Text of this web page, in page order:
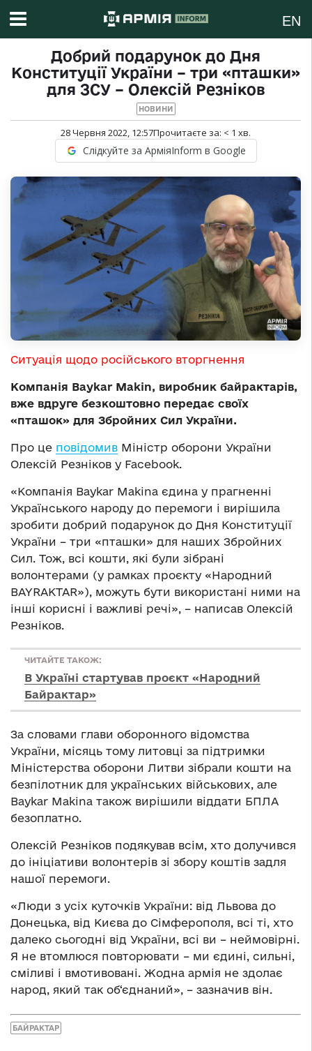
EN
Добрий подарунок до Дня
Конституції України – три «пташки»
для ЗСУ – Олексій Резніков
НОВИНИ
28 Червня 2022, 12:57Прочитаєте за: < 1 хв.
Слідкуйте за АрміяInform в Google
Ситуація щодо російського вторгнення
Компанія Baykar Makin, виробник байрактарів,
вже вдруге безкоштовно передає своїх
«пташок» для Збройних Сил України.
Про це повідомив Міністр оборони України
Олексій Резніков у Facebook.
«Компанія Baykar Makina єдина у прагненні
Українського народу до перемоги і вирішила
зробити добрий подарунок до Дня Конституції
України – три «пташки» для наших Збройних
Сил. Тож, всі кошти, які були зібрані
волонтерами (у рамках проєкту «Народний
BAYRAKTAR»), можуть бути використані ними на
інші корисні і важливі речі», – написав Олексій
Резніков.
ЧИТАЙТЕ ТАКОЖ:
В Україні стартував проєкт «Народний
Байрактар»
За словами глави оборонного відомства
України, місяць тому литовці за підтримки
Міністерства оборони Литви зібрали кошти на
безпілотник для українських військових, але
Baykar Makina також вирішили віддати БПЛА
безоплатно.
Олексій Резніков подякував всім, хто долучився
до ініціативи волонтерів зі збору коштів задля
нашої перемоги.
«Люди з усіх куточків України: від Львова до
Донецька, від Києва до Сімферополя, всі ті, хто
далеко сьогодні від України, всі ви – неймовірні.
Я не втомлюся повторювати – ми єдині, сильні,
сміливі і вмотивовані. Жодна армія не здолає
народ, який так об‘єднаний», – зазначив він.
БАЙРАКТАР